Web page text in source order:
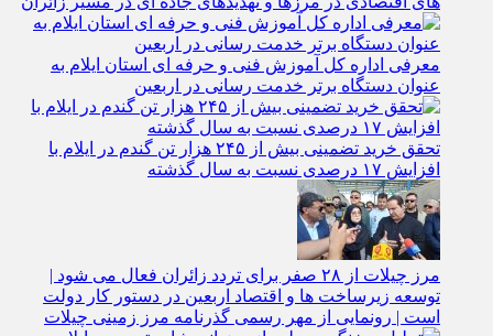
معرفی اداره کل آموزش فنی و حرفه‌ ای استان ایلام به‌
عنوان دستگاه برتر خدمت‌ رسانی در اربعین
تحقق خرید تضمینی بیش از ۲۴۵ هزار تن گندم در ایلام با
افزایش ۱۷ درصدی نسبت به سال گذشته
مرز چیلات از ۲۸ صفر برای تردد زائران فعال می‌ شود |
توسعه زیرساخت‌ ها و اقتصاد اربعین در دستور کار دولت
است | رونمایی از مهر رسمی گذرنامه مرز زمینی چیلات